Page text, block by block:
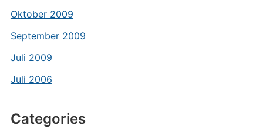
Oktober 2009
September 2009
Juli 2009
Juli 2006
Categories